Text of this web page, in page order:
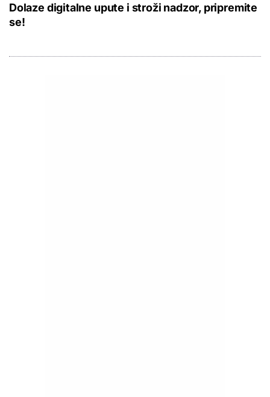
Dolaze digitalne upute i stroži nadzor, pripremite
se!